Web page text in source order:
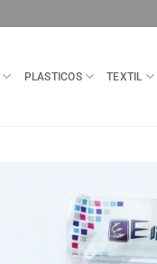
PLASTICOS TEXTIL